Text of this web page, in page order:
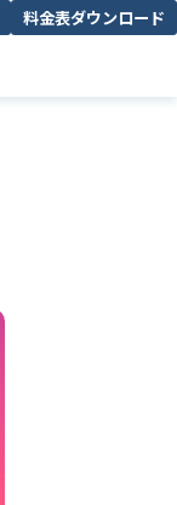
料金表ダウンロード